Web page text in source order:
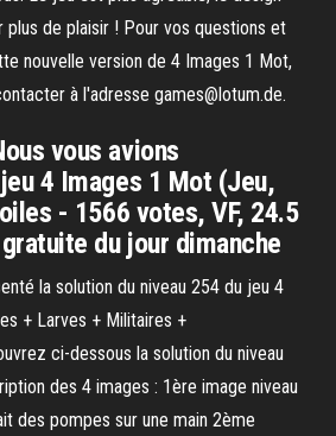
plus de plaisir ! Pour vos questions et
nouvelle version de 4 Images 1 Mot,
à l'adresse games@lotum.de.
vous avions
4 Images 1 Mot (Jeu,
- 1566 votes, VF, 24.5
du jour dimanche
la solution du niveau 254 du jeu 4
+ Larves + Militaires +
ci-dessous la solution du niveau
des 4 images : 1ère image niveau
des pompes sur une main 2ème